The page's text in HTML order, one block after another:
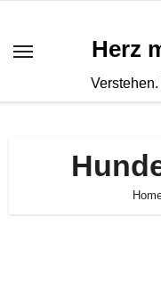
springen
Herz